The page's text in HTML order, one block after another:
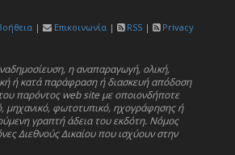
| Επικοινωνία | RSS |
Privacy
η αναπαραγωγή, ολική,
ή κατά παράφραση ή διασκευή απόδοση
παρόντος web site με οποιονδήποτε
μηχανικό, φωτοτυπικό, ηχογράφησης ή
γραπτή άδεια του εκδότη. Νόμος
Διεθνούς Δικαίου που ισχύουν στην